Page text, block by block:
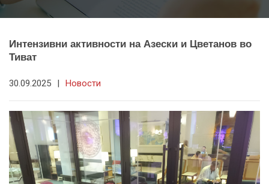
Интензивни активности на Азески и Цветанов во
Тиват
30.09.2025 | Новости